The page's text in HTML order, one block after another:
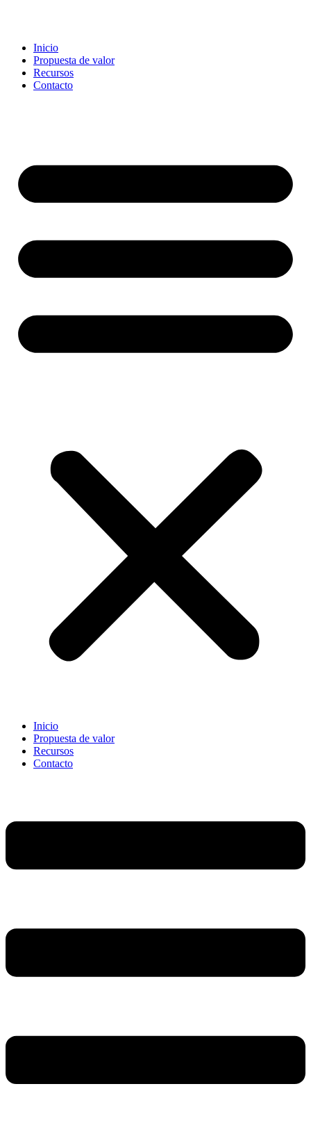
Inicio
Propuesta de valor
Recursos
Contacto
Inicio
Propuesta de valor
Recursos
Contacto